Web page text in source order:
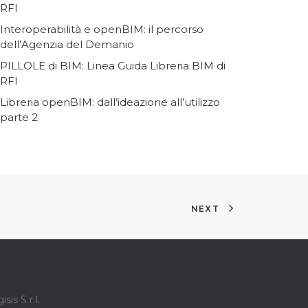
RFI
Interoperabilità e openBIM: il percorso
dell’Agenzia del Demanio
PILLOLE di BIM: Linea Guida Libreria BIM di
RFI
Libreria openBIM: dall’ideazione all’utilizzo
parte 2
NEXT
S.r.l.